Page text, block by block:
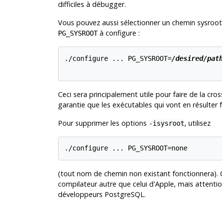
difficiles à débugger.
Vous pouvez aussi sélectionner un chemin
PG_SYSROOTà configure :
./configure ... PG_SYSROOT=/desired/
Ceci sera principalement utile pour faire de la
garantie que les exécutables qui vont en
Pour supprimer les options -isysroot, utilisez
(tout nom de chemin non existant fonctionnera).
compilateur autre que celui d'Apple, mais
développeurs PostgreSQL.